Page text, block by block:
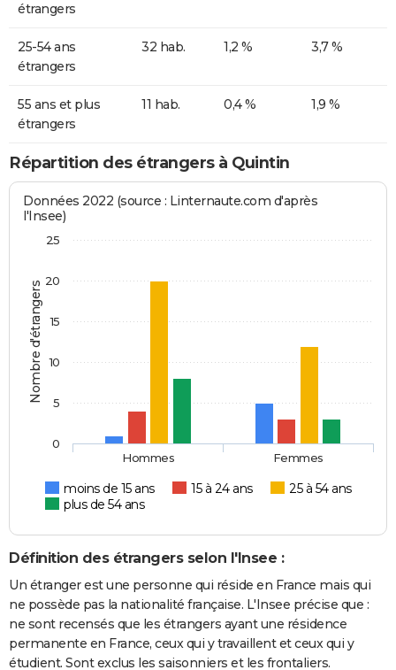
étrangers
25-54 ans
étrangers
32 hab. 1,2 % 3,7 %
55 ans et plus
étrangers
11 hab. 0,4 % 1,9 %
Répartition des étrangers à Quintin
Nombre d'étrangers
Données 2022 (source : Linternaute.com d'après
l'Insee)
moins de 15 ans 15 à 24 ans
25 à 54 ans
plus de 54 ans
Hommes Femmes
0
5
10
15
20
25
Définition des étrangers selon l'Insee :
Un étranger est une personne qui réside en France mais qui
ne possède pas la nationalité française. L'Insee précise que :
ne sont recensés que les étrangers ayant une résidence
permanente en France, ceux qui y travaillent et ceux qui y
étudient. Sont exclus les saisonniers et les frontaliers.